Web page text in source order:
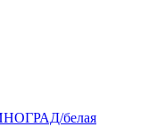
белая